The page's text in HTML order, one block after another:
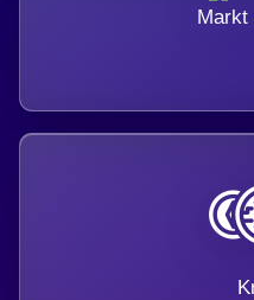
Markt